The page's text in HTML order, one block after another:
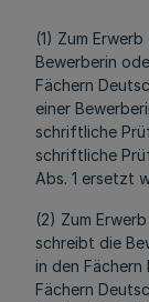
(1) Zum
Bewerberin
Fächern
einer
schriftliche
schriftliche
Abs. 1 ersetzt
(2) Zum
schreibt die
in den Fächern
Fächern